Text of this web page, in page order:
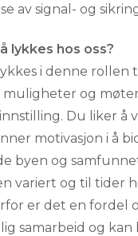
av signal- og
lykkes hos oss?
i denne rollen
muligheter og
Du liker å
motivasjon i å
byen og
variert og til tider
er det en fordel
samarbeid og kan